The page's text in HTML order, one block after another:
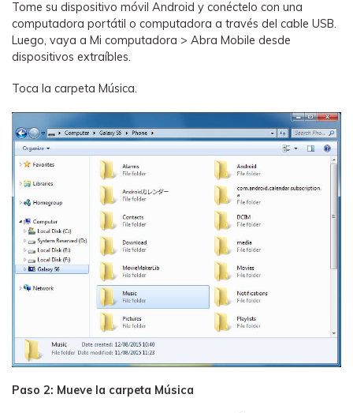
Tome su dispositivo móvil Android y conéctelo con una
computadora portátil o computadora a través del cable USB.
Luego, vaya a Mi computadora > Abra Mobile desde
dispositivos extraíbles.
Toca la carpeta Música.
Paso 2: Mueve la carpeta Música